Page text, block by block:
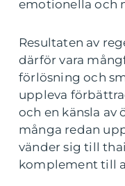
emotionella och
Resultaten av
därför vara
förlösning och
uppleva
och en känsla av
många redan
vänder sig till
komplement till